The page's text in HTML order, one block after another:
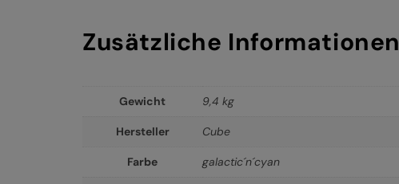
Zusätzliche Informationen
Gewicht 9,4 kg
Hersteller Cube
Farbe galactic´n´cyan